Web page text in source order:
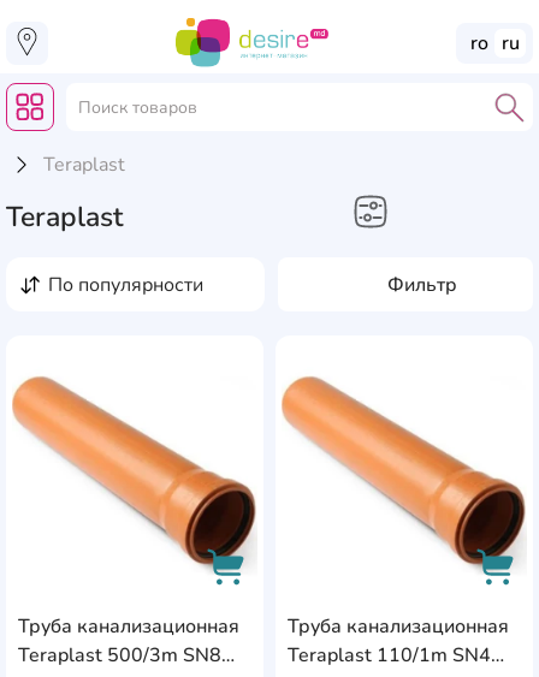
ro ru
Teraplast
Teraplast
фитинги
Фильтр
по популярности
Труба канализационная
Teraplast 500/3m SN8
AddCardToFavourite
AddCardToCart
Труба канализационная
Teraplast 110/1m SN4